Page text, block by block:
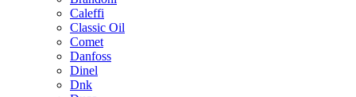
Caleffi
Classic Oil
Comet
Danfoss
Dinel
Dnk